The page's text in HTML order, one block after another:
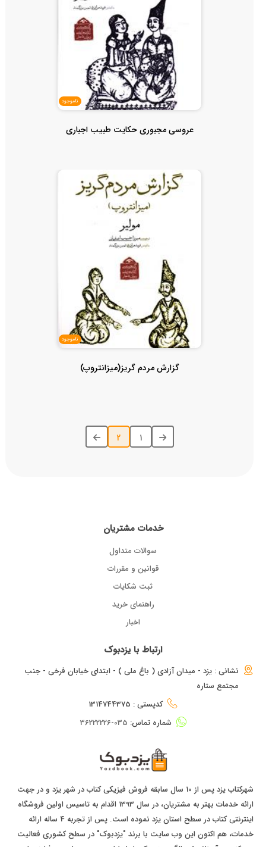
ناموجود
عروسی مجبوری حکایت طبیب اجباری
ناموجود
گزارش مردم گریز(میزانتروپ)
1
2
خدمات مشتریان
سوالات متداول
قوانین و مقررات
ثبت شکایات
راهنمای خرید
اخبار
ارتباط با یزدبوک
نشانی : یزد - میدان آزادی ( باغ ملی ) - ابتدای خیابان فرخی - جنب
مجتمع ستاره
کدپستی : 1314744375
شماره تماس: 035-36222226
شهرکتاب یزد پس از 10 سال سابقه فروش فیزیکی کتاب در شهر یزد و در جهت
ارائه خدمات بهتر به مشتریان، در سال 1393 اقدام به تاسیس اولین فروشگاه
اینترنتی کتاب در سطح استان یزد نموده است. پس از تجربه 4 ساله ارائه
خدمات، هم اکنون این وب سایت با برند "یزدبوک" در سطح کشوری فعالیت